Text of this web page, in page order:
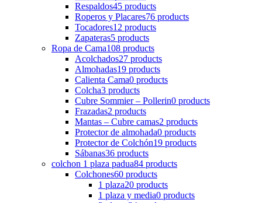
Respaldos45 products
Roperos y Placares76 products
Tocadores12 products
Zapateras5 products
Ropa de Cama108 products
Acolchados27 products
Almohadas19 products
Calienta Cama0 products
Colcha3 products
Cubre Sommier – Pollerin0 products
Frazadas2 products
Mantas – Cubre camas2 products
Protector de almohada0 products
Protector de Colchón19 products
Sábanas36 products
colchon 1 plaza padua84 products
Colchones60 products
1 plaza20 products
1 plaza y media0 products